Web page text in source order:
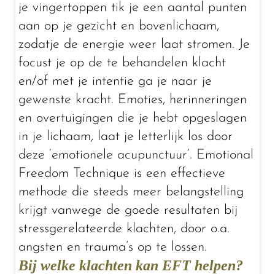
je vingertoppen tik je een aantal punten
aan op je gezicht en bovenlichaam,
zodatje de energie weer laat stromen. Je
focust je op de te behandelen klacht
en/of met je intentie ga je naar je
gewenste kracht. Emoties, herinneringen
en overtuigingen die je hebt opgeslagen
in je lichaam, laat je letterlijk los door
deze ‘emotionele acupunctuur’. Emotional
Freedom Technique is een effectieve
methode die steeds meer belangstelling
krijgt vanwege de goede resultaten bij
stressgerelateerde klachten, door o.a.
angsten en trauma’s op te lossen.
Bij welke klachten kan EFT helpen?